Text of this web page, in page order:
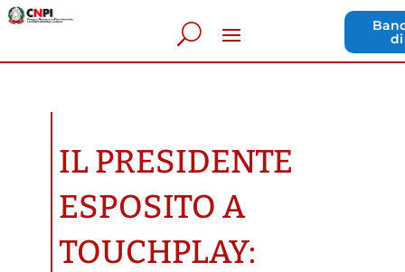
IL PRESIDENTE
ESPOSITO A
TOUCHPLAY: